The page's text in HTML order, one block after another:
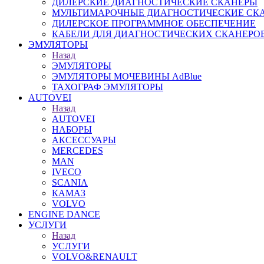
ДИЛЕРСКИЕ ДИАГНОСТИЧЕСКИЕ СКАНЕРЫ
МУЛЬТИМАРОЧНЫЕ ДИАГНОСТИЧЕСКИЕ
ДИЛЕРСКОЕ ПРОГРАММНОЕ ОБЕСПЕЧЕНИЕ
КАБЕЛИ ДЛЯ ДИАГНОСТИЧЕСКИХ
ЭМУЛЯТОРЫ
Назад
ЭМУЛЯТОРЫ
ЭМУЛЯТОРЫ МОЧЕВИНЫ АdBlue
ТАХОГРАФ ЭМУЛЯТОРЫ
AUTOVEI
Назад
AUTOVEI
НАБОРЫ
АКСЕССУАРЫ
MERCEDES
MAN
IVECO
SCANIA
КАМАЗ
VOLVO
ENGINE DANCE
УСЛУГИ
Назад
УСЛУГИ
VOLVO&RENAULT